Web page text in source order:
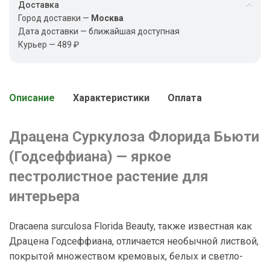
Доставка
Город доставки — Москва
Дата доставки — ближайшая доступная
Курьер — 489 ₽
Описание Характеристики Оплата
Драцена Суркулоза Флорида Бьюти
(Годсеффиана) — яркое
пестролистное растение для
интерьера
Dracaena surculosa Florida Beauty, также известная как
Драцена Годсеффиана, отличается необычной листвой,
покрытой множеством кремовых, белых и светло-